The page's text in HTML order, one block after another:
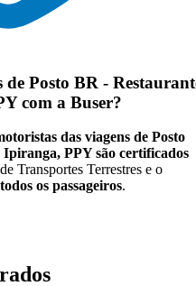
Posto BR -
com a Buser?
das viagens de Posto
PPY são certificados
Transportes Terrestres e o
os passageiros.